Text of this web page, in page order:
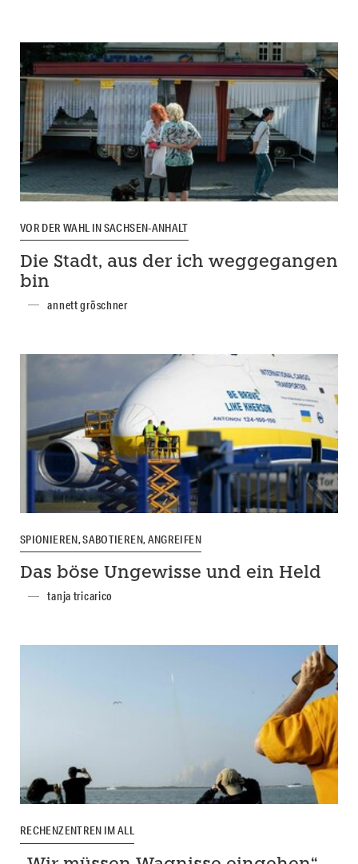
VOR DER WAHL IN SACHSEN-ANHALT
Die Stadt, aus der ich weggegangen
bin
annett gröschner
SPIONIEREN, SABOTIEREN, ANGREIFEN
Das böse Ungewisse und ein Held
tanja tricarico
RECHENZENTREN IM ALL